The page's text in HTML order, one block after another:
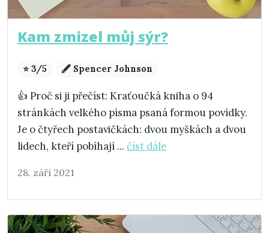
Kam zmizel můj sýr?
⭐ 3/5 🖋️ Spencer Johnson
👍 Proč si ji přečíst: Kraťoučká kniha o 94
stránkách velkého písma psaná formou povídky.
Je o čtyřech postavičkách: dvou myškách a dvou
lidech, kteří pobíhají ... číst dále
28. září 2021